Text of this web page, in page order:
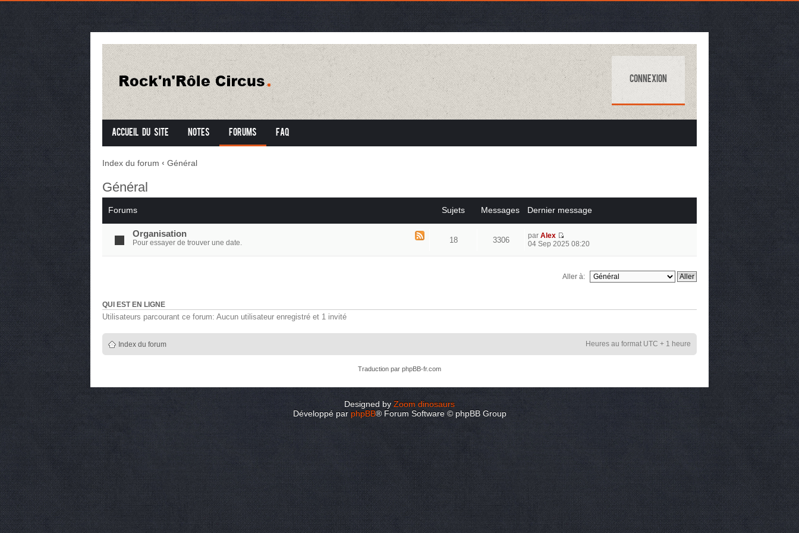
Connexion
Accueil du site Notes Forums FAQ
Index du forum ‹ Général
Général
Forums Sujets Messages Dernier message
Organisation
Pour essayer de trouver une date. 18 3306 parAlex
04 Sep 2025 08:20
Aller à:
QUI EST EN LIGNE
Utilisateurs parcourant ce forum: Aucun utilisateur enregistré et 1 invité
Index du forum Heures au format UTC + 1 heure
Traduction par phpBB-fr.com
Designed by Zoom dinosaurs
Développé par phpBB® Forum Software © phpBB Group